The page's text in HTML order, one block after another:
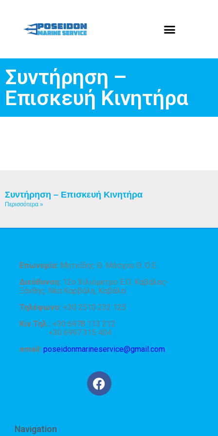
Συντήρηση –
Επισκευή Κινητήρα
Συντήρηση – Επισκευή Κινητήρα
Περισσότερα »
Επωνυμία: Μητκίδης Θ. Μόσχου Θ. Ο.Ε.
Διεύθυνση: 12ο Χιλιόμετρο Ε.Ο. Καβάλας-
Ξάνθης, Νέα Καρβάλη, Καβάλα
Τηλέφωνο: +30 2510 232 125
Κιν.Τηλ.: +30 6978 113 212
+30 6997 315 404
email: poseidonmarineservice@gmail.com
Navigation